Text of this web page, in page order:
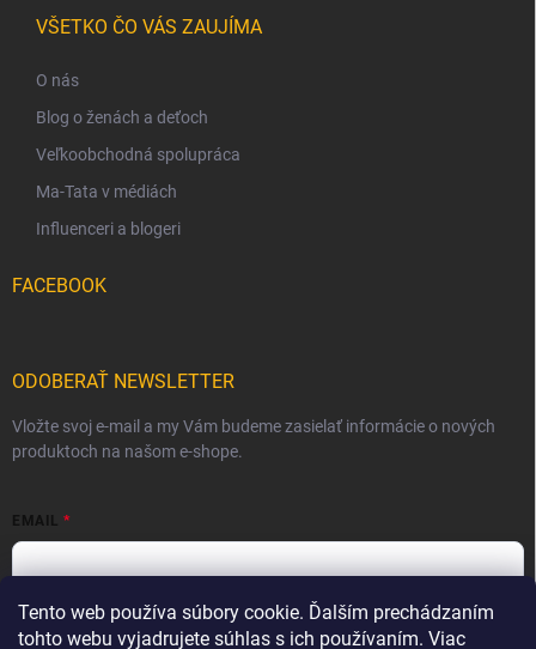
Tento web používa súbory cookie. Ďalším prechádzaním
tohto webu vyjadrujete súhlas s ich používaním. Viac
VŠETKO ČO VÁS ZAUJÍMA
O nás
Blog o ženách a deťoch
Veľkoobchodná spolupráca
Ma-Tata v médiách
Influenceri a blogeri
FACEBOOK
ODOBERAŤ NEWSLETTER
Vložte svoj e-mail a my Vám budeme zasielať informácie o nových
produktoch na našom e-shope.
EMAIL
Vložením e-mailu súhlasíte spodmienkami ochrany osobných
údajov